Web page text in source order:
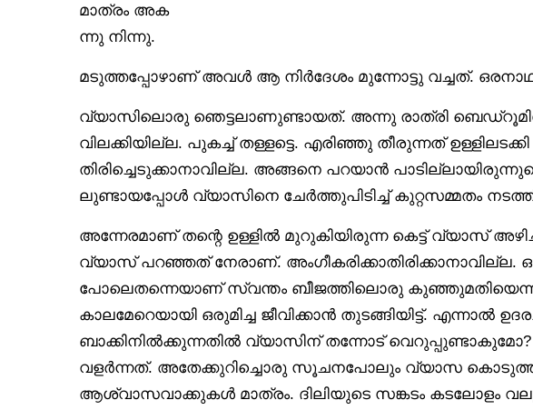
മാത്രം അക
ന്നു നിന്നു.
മടുത്തപ്പോഴാണ് അവൾ ആ നിർദേശം മുന്നോട്ടു വച്ചത്.
വ്യാസിലൊരു ഞെട്ടലാണുണ്ടായത്. അന്നു രാത്രി ബെഡ്‌റൂമിൽ
വിലക്കിയില്ല. പുകച്ച് തള്ളട്ടെ. എരിഞ്ഞു തീരുന്നത്
തിരിച്ചെടുക്കാനാവില്ല. അങ്ങനെ പറയാൻ
ലുണ്ടായപ്പോൾ വ്യാസിനെ ചേർത്തുപിടിച്ച് കുറ്റസമ്മതം
അന്നേരമാണ് തന്റെ ഉള്ളിൽ മുറുകിയിരുന്ന കെട്ട് വ്യാസ്
വ്യാസ് പറഞ്ഞത് നേരാണ്.
പോലെതന്നെയാണ് സ്വന്തം ബീജത്തിലൊരു
കാലമേറെയായി ഒരുമിച്ച ജീവിക്കാൻ തുടങ്ങിയിട്ട്. എന്നാൽ
ബാക്കിനിൽക്കുന്നതിൽ വ്യാസിന് തന്നോട്
വളർന്നത്. അതേക്കുറിച്ചൊരു സൂചനപോലും വ്യാസ
ആശ്വാസവാക്കുകൾ മാത്രം. ദിലിയുടെ സങ്കടം കടലോളം